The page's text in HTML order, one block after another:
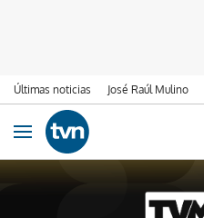
Últimas noticias José Raúl Mulino
Ir al contenido
Obrir navegació